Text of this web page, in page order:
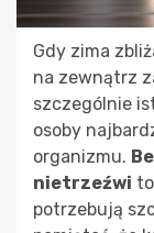
Gdy zima
na zewnątrz
szczególnie
osoby
organizmu.
nietrzeźwi
potrzebują